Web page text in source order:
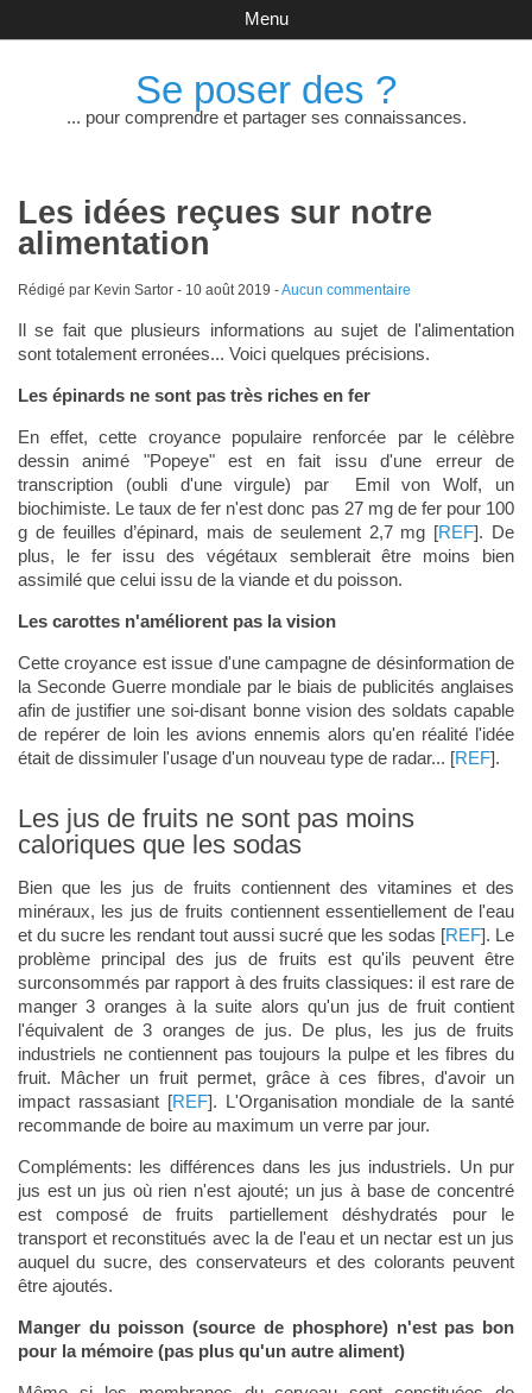
Se poser des ?
... pour comprendre et partager ses connaissances.
Menu
Les idées reçues sur notre
alimentation
Rédigé par Kevin Sartor - 10 août 2019 -Aucun commentaire
Il se fait que plusieurs informations au sujet de l'alimentation
sont totalement erronées... Voici quelques précisions.
Les épinards ne sont pas très riches en fer
En effet, cette croyance populaire renforcée par le célèbre
dessin animé "Popeye" est en fait issu d'une erreur de
transcription (oubli d'une virgule) par Emil von Wolf, un
biochimiste. Le taux de fer n'est donc pas 27 mg de fer pour 100
g de feuilles d’épinard, mais de seulement 2,7 mg [REF]. De
plus, le fer issu des végétaux semblerait être moins bien
assimilé que celui issu de la viande et du poisson.
Les carottes n'améliorent pas la vision
Cette croyance est issue d'une campagne de désinformation de
la Seconde Guerre mondiale par le biais de publicités anglaises
afin de justifier une soi-disant bonne vision des soldats capable
de repérer de loin les avions ennemis alors qu'en réalité l'idée
était de dissimuler l'usage d'un nouveau type de radar... [REF].
Les jus de fruits ne sont pas moins
caloriques que les sodas
Bien que les jus de fruits contiennent des vitamines et des
minéraux, les jus de fruits contiennent essentiellement de l'eau
et du sucre les rendant tout aussi sucré que les sodas [REF]. Le
problème principal des jus de fruits est qu'ils peuvent être
surconsommés par rapport à des fruits classiques: il est rare de
manger 3 oranges à la suite alors qu'un jus de fruit contient
l'équivalent de 3 oranges de jus. De plus, les jus de fruits
industriels ne contiennent pas toujours la pulpe et les fibres du
fruit. Mâcher un fruit permet, grâce à ces fibres, d'avoir un
impact rassasiant [REF]. L'Organisation mondiale de la santé
recommande de boire au maximum un verre par jour.
Compléments: les différences dans les jus industriels. Un pur
jus est un jus où rien n'est ajouté; un jus à base de concentré
est composé de fruits partiellement déshydratés pour le
transport et reconstitués avec la de l'eau et un nectar est un jus
auquel du sucre, des conservateurs et des colorants peuvent
être ajoutés.
Manger du poisson (source de phosphore) n'est pas bon
pour la mémoire (pas plus qu'un autre aliment)